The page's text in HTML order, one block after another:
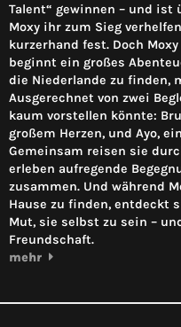
Talent“ gewinnen – und ist
Moxy ihr zum Sieg
kurzerhand fest. Doch
beginnt ein großes
die Niederlande zu finden,
Ausgerechnet von zwei
kaum vorstellen könnte:
großem Herzen, und Ayo,
Gemeinsam reisen sie
erleben aufregende
zusammen. Und während
Hause zu finden, entdeckt
Mut, sie selbst zu sein –
Freundschaft.
mehr